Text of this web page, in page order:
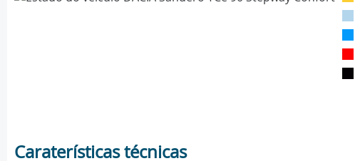
Caraterísticas técnicas